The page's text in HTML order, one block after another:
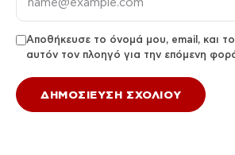
Αποθήκευσε το όνομά μου, email, και
αυτόν τον πλοηγό για την επόμενη